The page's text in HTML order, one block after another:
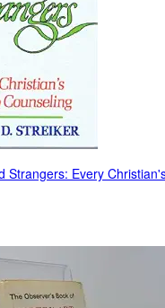
Strangers: Every